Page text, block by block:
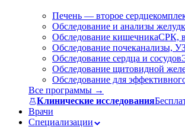
Печень — второе сердце
Обследование и анализы
Обследование кишечникаСРК,
Обследование почеканализы,
Обследование сердца и сосудов
Обследование щитовидной
Обследование для
Все программы →
Клинические исследования
Врачи
Специализации